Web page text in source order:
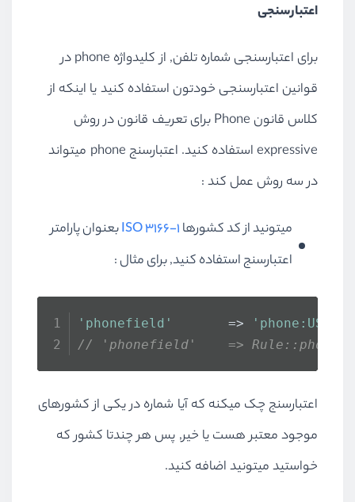
اعتبارسنجی
برای اعتبارسنجی شماره تلفن, از کلیدواژه phone در
قوانین اعتبارسنجی خودتون استفاده کنید یا اینکه از
کلاس قانون Phone برای تعریف قانون در روش
expressive استفاده کنید. اعتبارسنج phone میتواند
در سه روش عمل کند :
میتونید از کد کشورهاISO 3166-1بعنوان پارامتر
اعتبارسنج استفاده کنید, برای مثال :
'phonefield' =>
'phone:US,BE'
// 'phonefield'    =>
اعتبارسنج چک میکنه که آیا شماره در یکی از کشورهای
موجود معتبر هست یا خیر, پس هر چندتا کشور که
خواستید میتونید اضافه کنید.